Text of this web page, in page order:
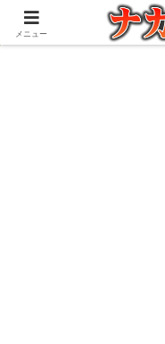
アウトドアとガジェッ
メニュー